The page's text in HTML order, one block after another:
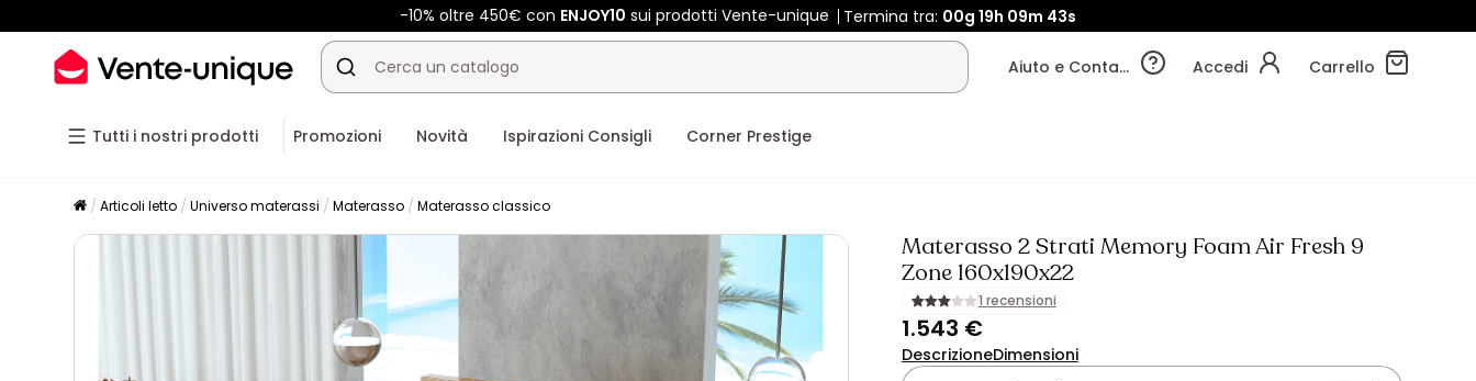
-10% oltre 450€ con ENJOY10 sui prodotti Vente-unique Termina tra: 00g 19h 09m 42s
Aiuto e Contatti Accedi Carrello
Tutti i nostri prodotti Promozioni Novità Ispirazioni Consigli Corner Prestige
Articoli letto Universo materassi Materasso Materasso classico
Materasso 2 Strati Memory Foam Air Fresh 9
Zone 160x190x22
1 recensioni
1.543 €
DescrizioneDimensioni